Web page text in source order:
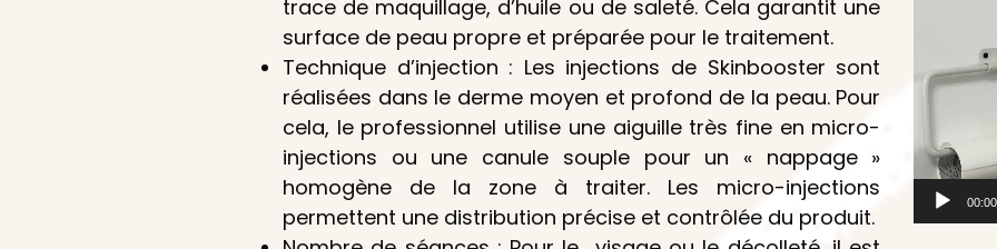
trace de maquillage, d’huile ou de saleté. Cela garantit une
surface de peau propre et préparée pour le traitement.
Technique d’injection : Les injections de Skinbooster sont
réalisées dans le derme moyen et profond de la peau. Pour
cela, le professionnel utilise une aiguille très fine en micro-
injections ou une canule souple pour un « nappage »
homogène de la zone à traiter. Les micro-injections
permettent une distribution précise et contrôlée du produit.
00:00